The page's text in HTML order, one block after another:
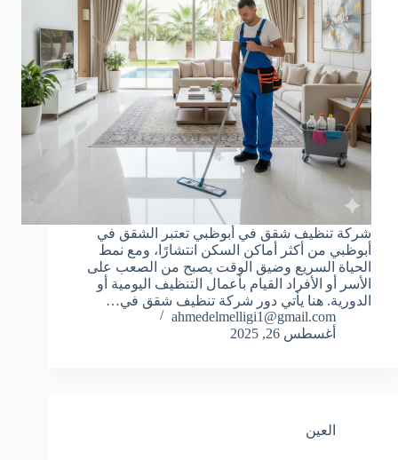
شركة تنظيف شقق في أبوظبي تعتبر الشقق في
أبوظبي من أكثر أماكن السكن انتشارًا، ومع نمط
الحياة السريع وضيق الوقت يصبح من الصعب على
الأسر أو الأفراد القيام بأعمال التنظيف اليومية أو
الدورية. هنا يأتي دور شركة تنظيف شقق في…
ahmedelmelligi1@gmail.com
أغسطس 26, 2025
العين